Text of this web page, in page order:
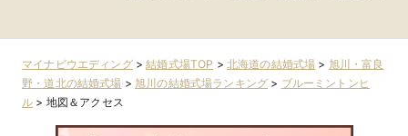
マイナビウエディング>結婚式場TOP > 北海道の結婚式場 > 旭川・富良
野・道北の結婚式場 > 旭川の結婚式場ランキング > ブルーミントンヒ
ル > 地図＆アクセス